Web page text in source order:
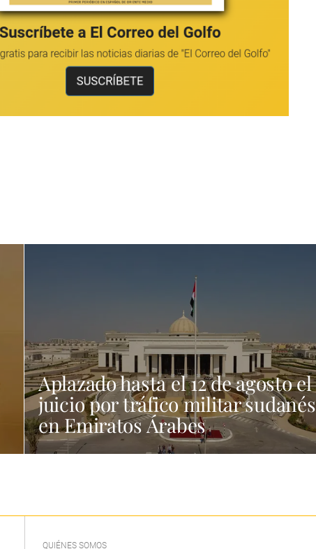
Aplazado hasta el 12 de agosto el
juicio por tráfico militar sudanés
en Emiratos Árabes
QUIÉNES SOMOS